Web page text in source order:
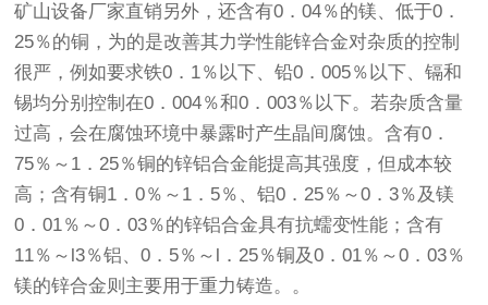
矿山设备厂家直销另外，还含有0．04％的镁、低于0．
25％的铜，为的是改善其力学性能锌合金对杂质的控制
很严，例如要求铁0．1％以下、铅0．005％以下、镉和
锡均分别控制在0．004％和0．003％以下。若杂质含量
过高，会在腐蚀环境中暴露时产生晶间腐蚀。含有0．
75％～1．25％铜的锌铝合金能提高其强度，但成本较
高；含有铜1．0％～1．5％、铝0．25％～0．3％及镁
0．01％～0．03％的锌铝合金具有抗蠕变性能；含有
11％～l3％铝、0．5％～l．25％铜及0．01％～0．03％
镁的锌合金则主要用于重力铸造。。